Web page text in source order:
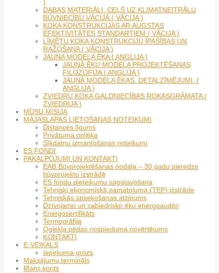
)
DABAS MATERIĀLI. CEĻŠ UZ KLIMATNEITRĀLU
BŪVNIECĪBU VĀCIJĀ ( VĀCIJA )
KOKA KONSTRUKCIJAS AR AUGSTAS
EFEKTIVITĀTES STANDARTIEM ( VĀCIJA )
LĪMĒTU KOKA KONSTRUKCIJU ĪPAŠĪBAS UN
RAŽOŠANA ( VĀCIJA )
JAUNA MODEĻA ĒKA ( ANGLIJA )
JAUNĀ ĒKU MODEĻA PROJEKTĒŠANAS
FILOZOFIJA ( ANGLIJA )
JAUNĀ MODEĻA ĒKAS. DETAĻZĪMĒJUMI. (
ANGLIJA )
ZVIEDRU KOKA GALDNIECĪBAS ROKASGRĀMATA (
ZVIEDRIJA )
MŪSU MISIJA
MĀJASLAPAS LIETOŠANAS NOTEIKUMI
Distances līgums
Privātuma politika
Sīkdatņu izmantošanas noteikumi
ES FONDI
PAKALPOJUMI UN KONTAKTI
EAB Būvprojektēšanas nodaļa – 30 gadu pieredze
būvprojektu izstrādē
ES fondu pieteikumu sagatavošana
Tehniski ekonomiskā pamatojuma (TEP) izstrāde
Tehniskās apsekošanas atzinums
Dzīvojamo un sabiedrisko ēku energoaudits
Energosertifikāts
Termogrāfija
Oglekļa pēdas nospieduma novērtējums
KONTAKTI
E-VEIKALS
Iepirkuma grozs
Maksājumu termināls
Mans konts